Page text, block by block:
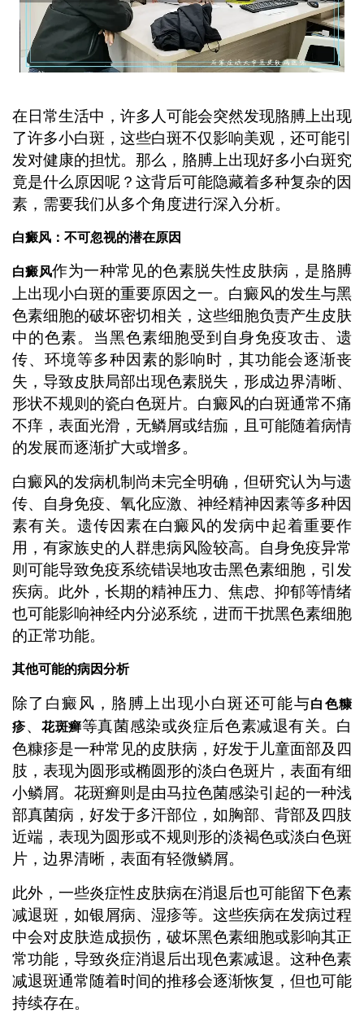
在日常生活中，许多人可能会突然发现胳膊上出现
了许多小白斑，这些白斑不仅影响美观，还可能引
发对健康的担忧。那么，胳膊上出现好多小白斑究
竟是什么原因呢？这背后可能隐藏着多种复杂的因
素，需要我们从多个角度进行深入分析。
白癜风：不可忽视的潜在原因
白癜风作为一种常见的色素脱失性皮肤病，是胳膊
上出现小白斑的重要原因之一。白癜风的发生与黑
色素细胞的破坏密切相关，这些细胞负责产生皮肤
中的色素。当黑色素细胞受到自身免疫攻击、遗
传、环境等多种因素的影响时，其功能会逐渐丧
失，导致皮肤局部出现色素脱失，形成边界清晰、
形状不规则的瓷白色斑片。白癜风的白斑通常不痛
不痒，表面光滑，无鳞屑或结痂，且可能随着病情
的发展而逐渐扩大或增多。
白癜风的发病机制尚未完全明确，但研究认为与遗
传、自身免疫、氧化应激、神经精神因素等多种因
素有关。遗传因素在白癜风的发病中起着重要作
用，有家族史的人群患病风险较高。自身免疫异常
则可能导致免疫系统错误地攻击黑色素细胞，引发
疾病。此外，长期的精神压力、焦虑、抑郁等情绪
也可能影响神经内分泌系统，进而干扰黑色素细胞
的正常功能。
其他可能的病因分析
除了白癜风，胳膊上出现小白斑还可能与白色糠
疹、花斑癣等真菌感染或炎症后色素减退有关。白
色糠疹是一种常见的皮肤病，好发于儿童面部及四
肢，表现为圆形或椭圆形的淡白色斑片，表面有细
小鳞屑。花斑癣则是由马拉色菌感染引起的一种浅
部真菌病，好发于多汗部位，如胸部、背部及四肢
近端，表现为圆形或不规则形的淡褐色或淡白色斑
片，边界清晰，表面有轻微鳞屑。
此外，一些炎症性皮肤病在消退后也可能留下色素
减退斑，如银屑病、湿疹等。这些疾病在发病过程
中会对皮肤造成损伤，破坏黑色素细胞或影响其正
常功能，导致炎症消退后出现色素减退。这种色素
减退斑通常随着时间的推移会逐渐恢复，但也可能
持续存在。